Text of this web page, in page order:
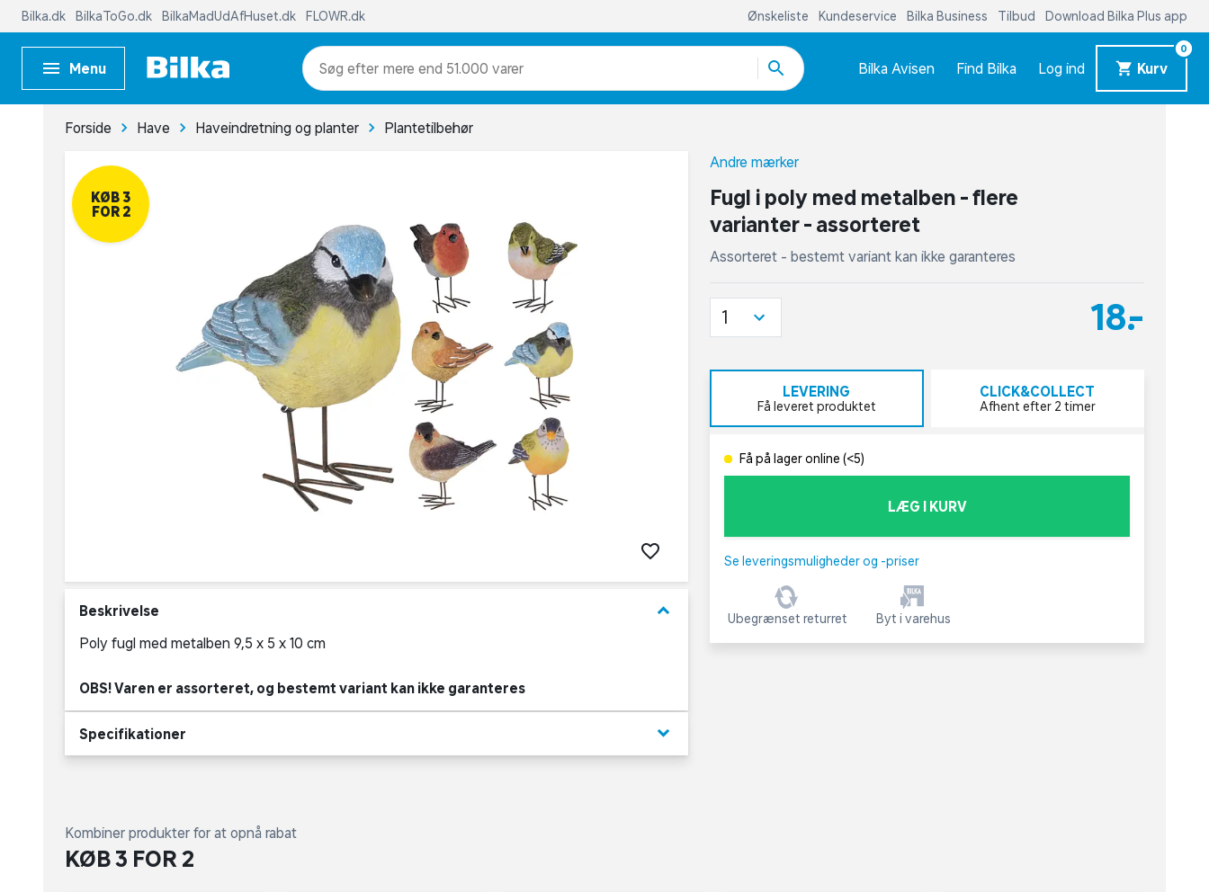
Bilka.dk BilkaToGo.dk BilkaMadUdAfHuset.dk FLOWR.dk Ønskeliste Kundeservice Bilka Business Tilbud Download Bilka Plus app
Menu mere end 51.000 varer Bilka Avisen Find Bilka Log ind Kurv
0
Forside Have Haveindretning og planter Plantetilbehør
KØB 3
FOR 2
Beskrivelse keyboard_arrow_down
Poly fugl med metalben 9,5 x 5 x 10 cm
OBS! Varen er assorteret, og bestemt variant kan ikke garanteres
Specifikationer keyboard_arrow_down
Andre mærker
Fugl i poly med metalben - flere
varianter - assorteret
Assorteret - bestemt variant kan ikke garanteres
18,-
1
LEVERING
Få leveret produktet
CLICK&COLLECT
Afhent efter 2 timer
Få på lager online (<5)
LÆG I KURV
Se leveringsmuligheder og -priser
Ubegrænset returret Byt i varehus
Kombiner produkter for at opnå rabat
KØB 3 FOR 2